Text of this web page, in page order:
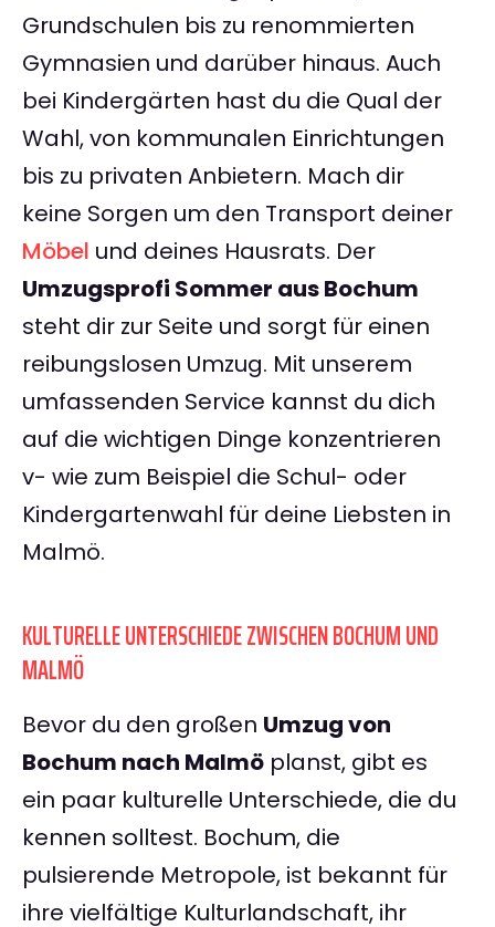
Grundschulen bis zu renommierten
Gymnasien und darüber hinaus. Auch
bei Kindergärten hast du die Qual der
Wahl, von kommunalen Einrichtungen
bis zu privaten Anbietern. Mach dir
keine Sorgen um den Transport deiner
Möbel und deines Hausrats. Der
Umzugsprofi Sommer aus Bochum
steht dir zur Seite und sorgt für einen
reibungslosen Umzug. Mit unserem
umfassenden Service kannst du dich
auf die wichtigen Dinge konzentrieren
v- wie zum Beispiel die Schul- oder
Kindergartenwahl für deine Liebsten in
Malmö.
KULTURELLE UNTERSCHIEDE ZWISCHEN BOCHUM UND
MALMÖ
Bevor du den großen Umzug von
Bochum nach Malmö planst, gibt es
ein paar kulturelle Unterschiede, die du
kennen solltest. Bochum, die
pulsierende Metropole, ist bekannt für
ihre vielfältige Kulturlandschaft, ihr